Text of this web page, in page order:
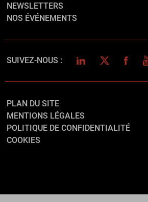
NEWSLETTERS
NOS ÉVÉNEMENTS
SUIVEZ-NOUS : LINKEDINTWITTER
PLAN DU SITE
MENTIONS LÉGALES
POLITIQUE DE CONFIDENTIALITÉ
COOKIES